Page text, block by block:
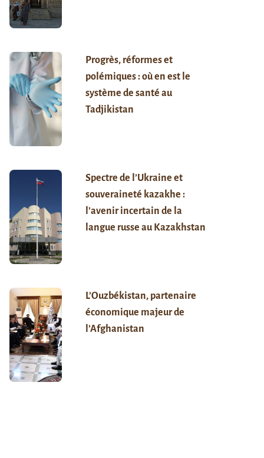
Progrès, réformes et
polémiques : où en est le
système de santé au
Tadjikistan
Spectre de l’Ukraine et
souveraineté kazakhe :
l’avenir incertain de la
langue russe au Kazakhstan
L’Ouzbékistan, partenaire
économique majeur de
l’Afghanistan